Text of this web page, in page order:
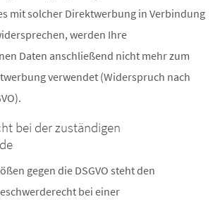
mit solcher Direktwerbung in Verbindung
werden Ihre
Daten anschließend nicht mehr zum
verwendet (Widerspruch nach
bei der zuständigen
gegen die DSGVO steht den
bei einer